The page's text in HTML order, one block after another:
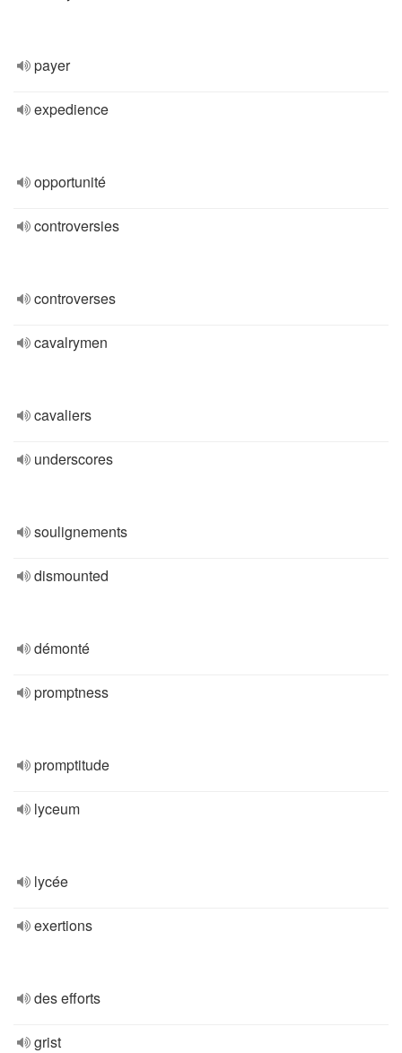
payer
expedience
opportunité
controversies
controverses
cavalrymen
cavaliers
underscores
soulignements
dismounted
démonté
promptness
promptitude
lyceum
lycée
exertions
des efforts
grist